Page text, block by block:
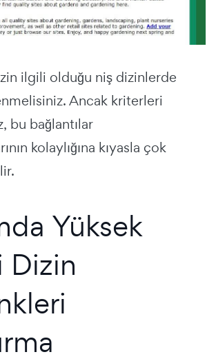
ilgili olduğu niş dizinlerde
Ancak kriterleri
bu bağlantılar
kolaylığına kıyasla çok
Yüksek
Dizin